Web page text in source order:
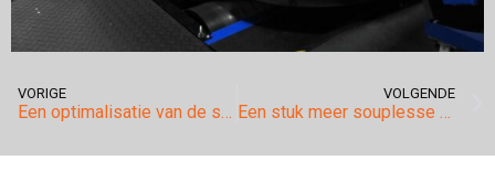
VORIGE
Een optimalisatie van de software op de Volvo S80 zorgt voor maar liefst 100nm extra koppel!
VOLGENDE
Een stuk meer souplesse en een verbeterd rijgedrag voor de Volkswagen Golf 6 1.2TSI 105pk.